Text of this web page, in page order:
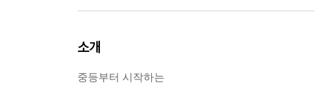
소개
중등부터 시작하는